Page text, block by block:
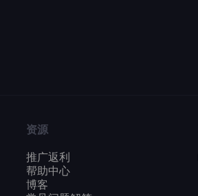
资源
推广返利
帮助中心
博客